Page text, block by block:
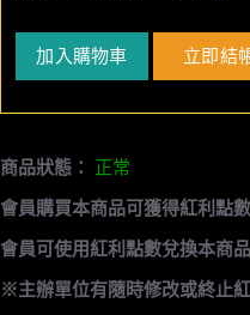
加入購物車 立即結
商品狀態： 正常
會員購買本商品可獲得紅利點數
會員可使用紅利點數兌換本商品
※主辦單位有隨時修改或終止